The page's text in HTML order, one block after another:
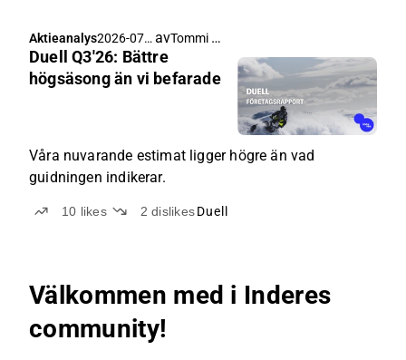
Aktieanalys2026-07-
03 03:00
av Tommi Saarinen
Duell Q3'26: Bättre
högsäsong än vi befarade
Våra nuvarande estimat ligger högre än vad
guidningen indikerar.
10 likes 2dislikesDuell
Välkommen med i Inderes
community!